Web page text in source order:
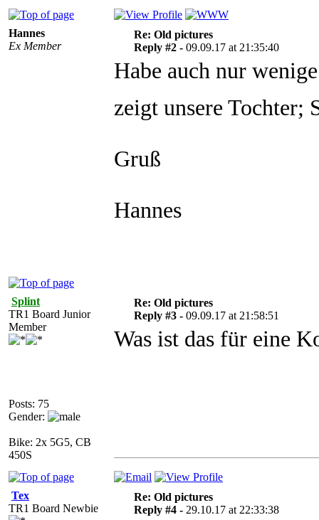
Hannes
Ex Member
Re: Old pictures
Reply #2 - 09.09.17 at 21:35:40
Habe auch nur
zeigt unsere Tochter;
Gruß
Hannes
Splint
TR1 Board Junior
Member
Posts: 75
Gender:
Bike: 2x 5G5, CB
450S
Re: Old pictures
Reply #3 - 09.09.17 at 21:58:51
Was ist das für eine
Tex
TR1 Board Newbie
Re: Old pictures
Reply #4 - 29.10.17 at 22:33:38